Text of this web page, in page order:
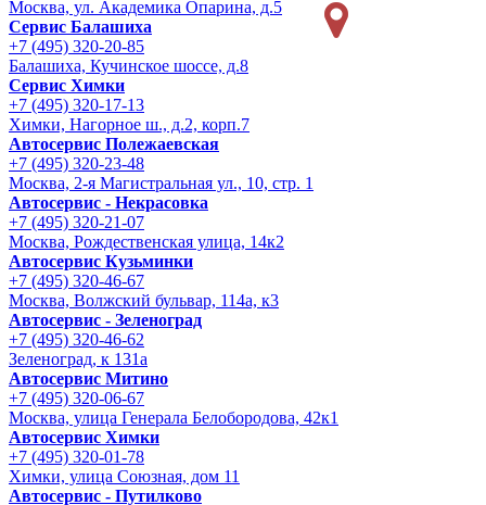
Москва, ул. Академика Опарина, д.5
Сервис Балашиха
+7 (495) 320-20-85
Балашиха, Кучинское шоссе, д.8
Сервис Химки
+7 (495) 320-17-13
Химки, Нагорное ш., д.2, корп.7
Автосервис Полежаевская
+7 (495) 320-23-48
Москва, 2-я Магистральная ул., 10, стр. 1
Автосервис - Некрасовка
+7 (495) 320-21-07
Москва, Рождественская улица, 14к2
Автосервис Кузьминки
+7 (495) 320-46-67
Москва, Волжский бульвар, 114а, к3
Автосервис - Зеленоград
+7 (495) 320-46-62
Зеленоград, к 131а
Автосервис Митино
+7 (495) 320-06-67
Москва, улица Генерала Белобородова, 42к1
Автосервис Химки
+7 (495) 320-01-78
Химки, улица Союзная, дом 11
Автосервис - Путилково